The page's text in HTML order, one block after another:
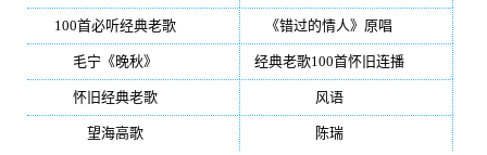
100首必听经典老歌 《错过的情人》原唱
毛宁《晚秋》 经典老歌100首怀旧连播(134)
怀旧经典老歌 风语(132)
望海高歌 陈瑞(128)